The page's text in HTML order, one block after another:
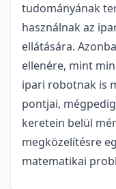
tudományának
használnak az
ellátására.
ellenére, mint
ipari robotnak is
pontjai,
keretein belül
megközelítésre
matematikai